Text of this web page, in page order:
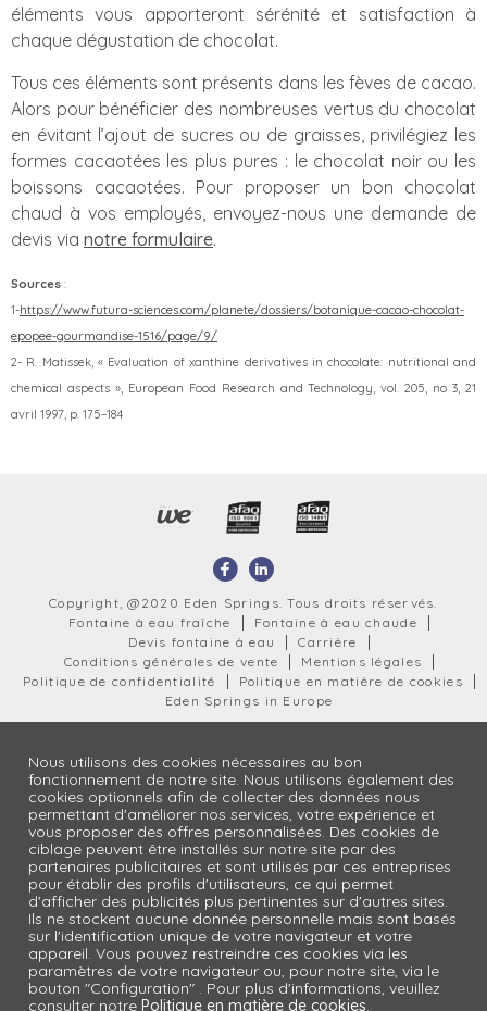
éléments vous apporteront sérénité et satisfaction à
chaque dégustation de chocolat.
Tous ces éléments sont présents dans les fèves de cacao.
Alors pour bénéficier des nombreuses vertus du chocolat
en évitant l’ajout de sucres ou de graisses, privilégiez les
formes cacaotées les plus pures : le chocolat noir ou les
boissons cacaotées. Pour proposer un bon chocolat
chaud à vos employés, envoyez-nous une demande de
devis via notre formulaire.
Sources :
1-https://www.futura-sciences.com/planete/dossiers/botanique-cacao-chocolat-
epopee-gourmandise-1516/page/9/
2- R. Matissek, « Evaluation of xanthine derivatives in chocolate: nutritional and
chemical aspects », European Food Research and Technology, vol. 205, no 3,‎ 21
avril 1997, p. 175–184
Copyright, @2020 Eden Springs. Tous droits réservés.
Fontaine à eau fraîche
Fontaine à eau chaude
Devis fontaine à eau
Carrière
Conditions générales de vente
Mentions légales
Politique de confidentialité
Politique en matière de cookies
Eden Springs in Europe
Nous utilisons des cookies nécessaires au bon
fonctionnement de notre site. Nous utilisons également des
cookies optionnels afin de collecter des données nous
permettant d'améliorer nos services, votre expérience et
vous proposer des offres personnalisées. Des cookies de
ciblage peuvent être installés sur notre site par des
partenaires publicitaires et sont utilisés par ces entreprises
pour établir des profils d'utilisateurs, ce qui permet
d'afficher des publicités plus pertinentes sur d'autres sites.
Ils ne stockent aucune donnée personnelle mais sont basés
sur l'identification unique de votre navigateur et votre
appareil. Vous pouvez restreindre ces cookies via les
paramètres de votre navigateur ou, pour notre site, via le
bouton "Configuration" . Pour plus d'informations, veuillez
consulter notrePolitique en matière de cookies.